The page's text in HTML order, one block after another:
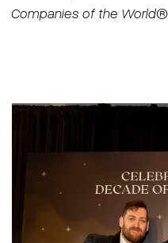
Companies of the World®